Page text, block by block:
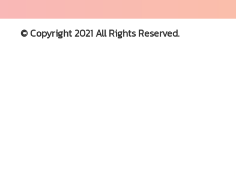
© Copyright 2021 All Rights Reserved.